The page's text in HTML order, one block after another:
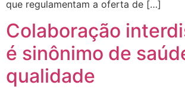
que regulamentam a oferta de […]
Colaboração
é sinônimo de
qualidade